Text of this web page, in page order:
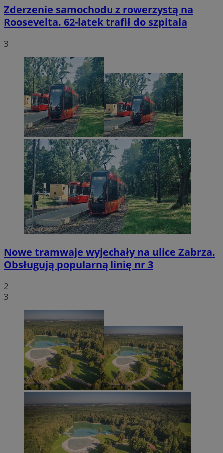
Zderzenie samochodu z rowerzystą na
Roosevelta. 62-latek trafił do szpitala
3
Nowe tramwaje wyjechały na ulice Zabrza.
Obsługują popularną linię nr 3
2
3